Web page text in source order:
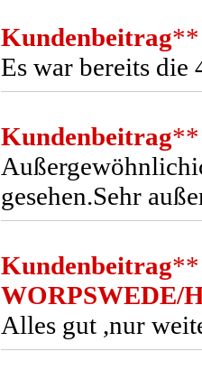
Kundenbeitrag**
Es war bereits die
Kundenbeitrag**
gesehen.Sehr
Kundenbeitrag**
WORPSWEDE/
Alles gut ,nur